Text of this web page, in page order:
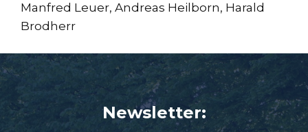
Manfred Leuer, Andreas Heilborn, Harald
Brodherr
Newsletter: